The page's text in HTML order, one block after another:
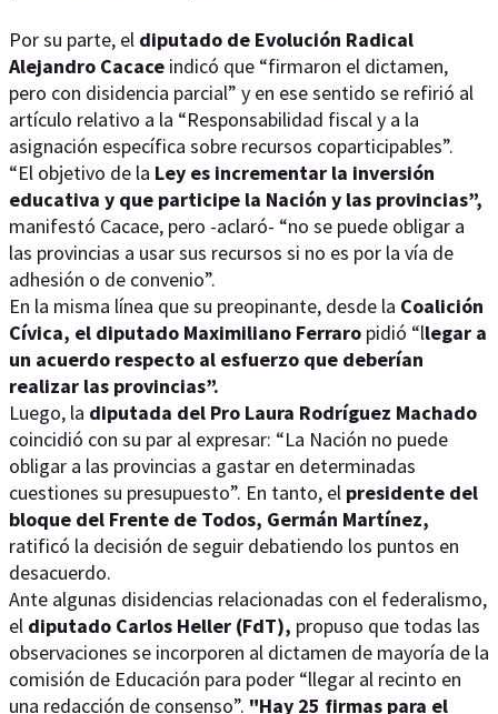
Por su parte, el diputado de Evolución Radical
Alejandro Cacace indicó que “firmaron el dictamen,
pero con disidencia parcial” y en ese sentido se refirió al
artículo relativo a la “Responsabilidad fiscal y a la
asignación específica sobre recursos coparticipables”.
“El objetivo de la Ley es incrementar la inversión
educativa y que participe la Nación y las provincias”,
manifestó Cacace, pero -aclaró- “no se puede obligar a
las provincias a usar sus recursos si no es por la vía de
adhesión o de convenio”.
En la misma línea que su preopinante, desde la Coalición
Cívica, el diputado Maximiliano Ferraro pidió “llegar a
un acuerdo respecto al esfuerzo que deberían
realizar las provincias”.
Luego, la diputada del Pro Laura Rodríguez Machado
coincidió con su par al expresar: “La Nación no puede
obligar a las provincias a gastar en determinadas
cuestiones su presupuesto”. En tanto, el presidente del
bloque del Frente de Todos, Germán Martínez,
ratificó la decisión de seguir debatiendo los puntos en
desacuerdo.
Ante algunas disidencias relacionadas con el federalismo,
el diputado Carlos Heller (FdT), propuso que todas las
observaciones se incorporen al dictamen de mayoría de la
comisión de Educación para poder “llegar al recinto en
una redacción de consenso”. "Hay 25 firmas para el